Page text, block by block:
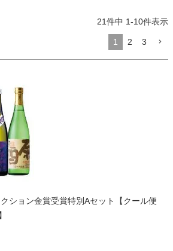
21件中 1-10件表示
1 2 3
ション金賞受賞特別Aセット【クール便